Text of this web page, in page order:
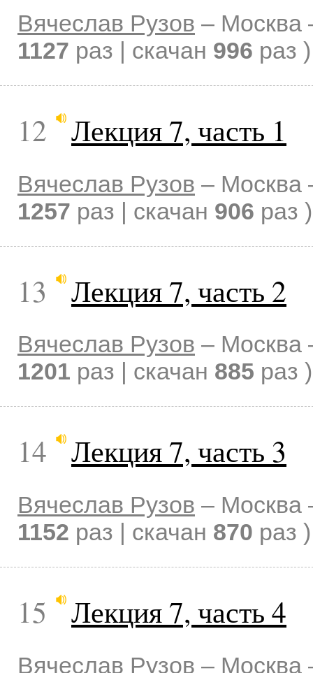
Вячеслав Рузов – Москва
1127 раз | скачан 996 раз )
12 Лекция 7, часть 1
Вячеслав Рузов – Москва
1257 раз | скачан 906 раз )
13 Лекция 7, часть 2
Вячеслав Рузов – Москва
1201 раз | скачан 885 раз )
14 Лекция 7, часть 3
Вячеслав Рузов – Москва
1152 раз | скачан 870 раз )
15 Лекция 7, часть 4
Вячеслав Рузов – Москва